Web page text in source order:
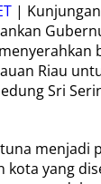
e
r
a
h
k
a
a
n
t
|
Riau
Sri
menjadi
kota yang